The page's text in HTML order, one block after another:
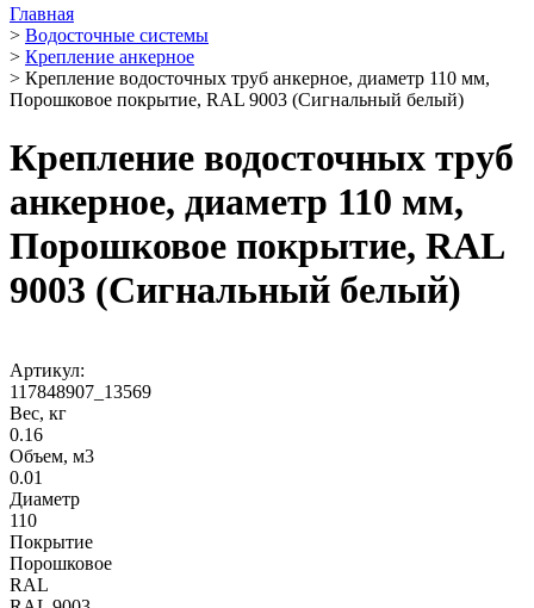
Главная
> Водосточные системы
> Крепление анкерное
> Крепление водосточных труб анкерное, диаметр 110 мм,
Порошковое покрытие, RAL 9003 (Сигнальный белый)
Крепление водосточных труб
анкерное, диаметр 110 мм,
Порошковое покрытие, RAL
9003 (Сигнальный белый)
Артикул:
117848907_13569
Вес, кг
0.16
Объем, м3
0.01
Диаметр
110
Покрытие
Порошковое
RAL